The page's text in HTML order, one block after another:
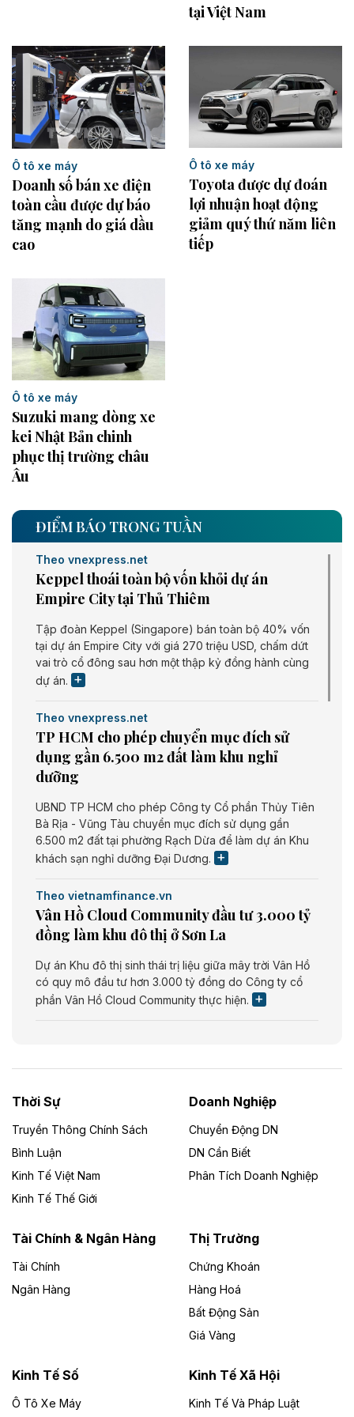
tại Việt Nam
Ô tô xe máy
Doanh số bán xe điện
toàn cầu được dự báo
tăng mạnh do giá dầu
cao
Ô tô xe máy
Toyota được dự đoán
lợi nhuận hoạt động
giảm quý thứ năm liên
tiếp
Ô tô xe máy
Suzuki mang dòng xe
kei Nhật Bản chinh
phục thị trường châu
Âu ​
ĐIỂM BÁO TRONG TUẦN
Theo vnexpress.net
Keppel thoái toàn bộ vốn khỏi dự án
Empire City tại Thủ Thiêm
Tập đoàn Keppel (Singapore) bán toàn bộ 40% vốn
tại dự án Empire City với giá 270 triệu USD, chấm dứt
vai trò cổ đông sau hơn một thập kỷ đồng hành cùng
dự án.
Theo vnexpress.net
TP HCM cho phép chuyển mục đích sử
dụng gần 6.500 m2 đất làm khu nghỉ
dưỡng
UBND TP HCM cho phép Công ty Cổ phần Thủy Tiên
Bà Rịa - Vũng Tàu chuyển mục đích sử dụng gần
6.500 m2 đất tại phường Rạch Dừa để làm dự án Khu
khách sạn nghỉ dưỡng Đại Dương.
Theo vietnamfinance.vn
Vân Hồ Cloud Community đầu tư 3.000 tỷ
đồng làm khu đô thị ở Sơn La
Dự án Khu đô thị sinh thái trị liệu giữa mây trời Vân Hồ
có quy mô đầu tư hơn 3.000 tỷ đồng do Công ty cổ
phần Vân Hồ Cloud Community thực hiện.
Dự án Nhà máy xử lý rác và phát điện Bắc Giang do
Công ty TNHH Năng lượng môi trường Bắc Giang làm
Theo vietnamfinance.vn
Đức Long Gia Lai mở rộng ‘hệ sinh thái’
Lai
Bốn doanh nghiệp có sự góp vốn của Công ty Cổ
phần Tập đoàn Đức Long Gia Lai (HoSE: DLG) được
Gia Lai với tổng vốn hơn 4.750 tỷ đồng.
Đồng Nai cho thuê gần 59 ha đất làm khu
công nghiệp ở Long Thành
Thời Sự
Truyền Thông Chính Sách
Bình Luận
Kinh Tế Việt Nam
Kinh Tế Thế Giới
Doanh Nghiệp
Chuyển Động DN
DN Cần Biết
Phân Tích Doanh Nghiệp
Tài Chính & Ngân Hàng
Tài Chính
Ngân Hàng
Thị Trường
Chứng Khoán
Hàng Hoá
Bất Động Sản
Giá Vàng
Kinh Tế Số
Ô Tô Xe Máy
Kinh Tế Xã Hội
Kinh Tế Và Pháp Luật